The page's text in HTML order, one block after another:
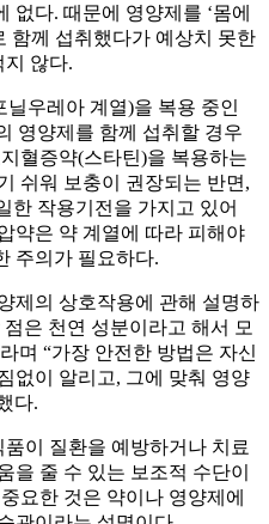
없다. 때문에 영양제를 ‘몸에
함께 섭취했다가 예상치 못한
지 않다.
닐우레아 계열)을 복용 중인
영양제를 함께 섭취할 경우
혈증약(스타틴)을 복용하는
쉬워 보충이 권장되는 반면,
한 작용기전을 가지고 있어
약은 약 계열에 따라 피해야
주의가 필요하다.
제의 상호작용에 관해 설명하
은 천연 성분이라고 해서 모
며 “가장 안전한 방법은 자신
없이 알리고, 그에 맞춰 영양
다.
이 질환을 예방하거나 치료
을 줄 수 있는 보조적 수단이
요한 것은 약이나 영양제에